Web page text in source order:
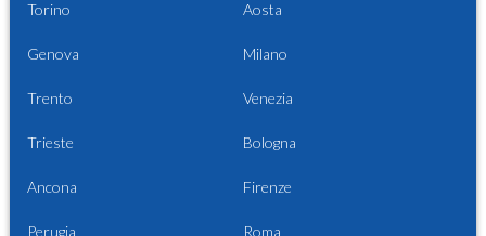
Torino Aosta
Genova Milano
Trento Venezia
Trieste Bologna
Ancona Firenze
Perugia Roma